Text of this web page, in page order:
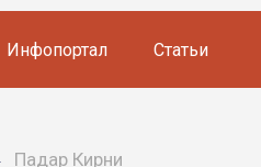
Инфопортал Статьи
Падар Кирни